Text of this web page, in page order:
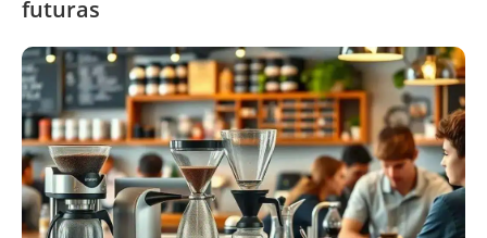
futuras